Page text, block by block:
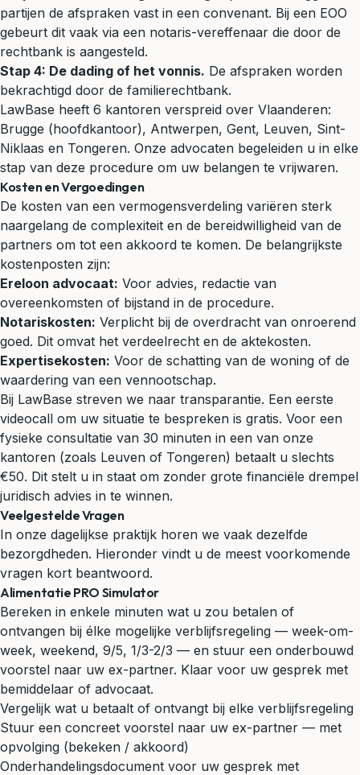
partijen de afspraken vast in een convenant. Bij een EOO
gebeurt dit vaak via een notaris-vereffenaar die door de
rechtbank is aangesteld.
Stap 4: De dading of het vonnis. De afspraken worden
bekrachtigd door de familierechtbank.
LawBase heeft 6 kantoren verspreid over Vlaanderen:
Brugge (hoofdkantoor), Antwerpen, Gent, Leuven, Sint-
Niklaas en Tongeren. Onze advocaten begeleiden u in elke
stap van deze procedure om uw belangen te vrijwaren.
Kosten en Vergoedingen
De kosten van een vermogensverdeling variëren sterk
naargelang de complexiteit en de bereidwilligheid van de
partners om tot een akkoord te komen. De belangrijkste
kostenposten zijn:
Ereloon advocaat: Voor advies, redactie van
overeenkomsten of bijstand in de procedure.
Notariskosten: Verplicht bij de overdracht van onroerend
goed. Dit omvat het verdeelrecht en de aktekosten.
Expertisekosten: Voor de schatting van de woning of de
waardering van een vennootschap.
Bij LawBase streven we naar transparantie. Een eerste
videocall om uw situatie te bespreken is gratis. Voor een
fysieke consultatie van 30 minuten in een van onze
kantoren (zoals Leuven of Tongeren) betaalt u slechts
€50. Dit stelt u in staat om zonder grote financiële drempel
juridisch advies in te winnen.
Veelgestelde Vragen
In onze dagelijkse praktijk horen we vaak dezelfde
bezorgdheden. Hieronder vindt u de meest voorkomende
vragen kort beantwoord.
Alimentatie PRO Simulator
Bereken in enkele minuten wat u zou betalen of
ontvangen bij élke mogelijke verblijfsregeling — week-om-
week, weekend, 9/5, 1/3-2/3 — en stuur een onderbouwd
voorstel naar uw ex-partner. Klaar voor uw gesprek met
bemiddelaar of advocaat.
Vergelijk wat u betaalt of ontvangt bij elke verblijfsregeling
Stuur een concreet voorstel naar uw ex-partner — met
opvolging (bekeken / akkoord)
Onderhandelingsdocument voor uw gesprek met